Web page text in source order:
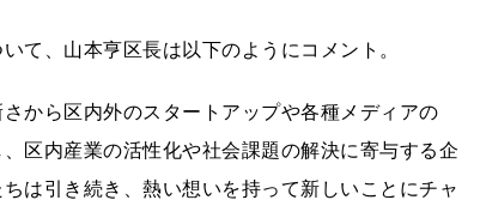
て、山本亨区長は以下のようにコメント。
から区内外のスタートアップや各種メディアの
区内産業の活性化や社会課題の解決に寄与する企
は引き続き、熱い想いを持って新しいことにチャ